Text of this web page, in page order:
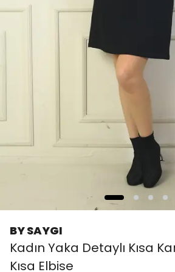
BY SAYGI
Kadın Yaka Detaylı Kısa
Kısa Elbise